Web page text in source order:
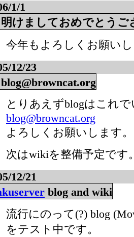
1/1
けましておめでとうご
今年もよろしくお願い
12/23
とりあえずblogはこれ
blog@browncat.org
よろしくお願いします。
次はwikiを整備予定です
12/21
blog and wiki
流行にのって(?) blog
をテスト中です。